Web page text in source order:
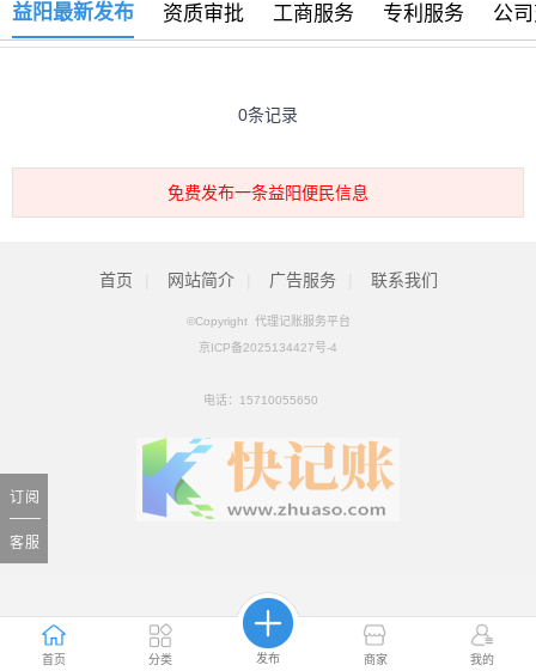
首页 分类 发布 商家 我的
益阳最新发布 资质审批 工商服务 专利服务 公
0条记录
免费发布一条益阳便民信息
订阅
客服
首页 网站简介 广告服务 联系我们
©Copyright 代理记账服务平台
京ICP备2025134427号-4
电话： 15710055650